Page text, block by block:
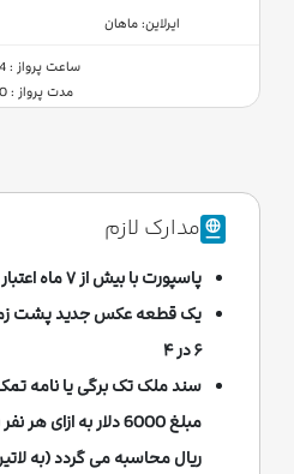
ایرلاین: ماهان
ساعت پرواز : 00:44
مدت پرواز : ۳:30
مدارک لازم
پاسپورت با بیش از ۷ ماه اعتبار از زمان سفر
یک قطعه عکس جدید پشت
۶ در ۴
سند ملک تک برگی یا نامه
مبلغ 6000 دلار به ازای
ریال محاسبه می گردد (به